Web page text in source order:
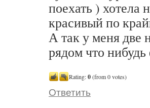
поехать ) хотела
красивый по
А так у меня две
рядом что
Rating:0(from 0 votes)
Ответить